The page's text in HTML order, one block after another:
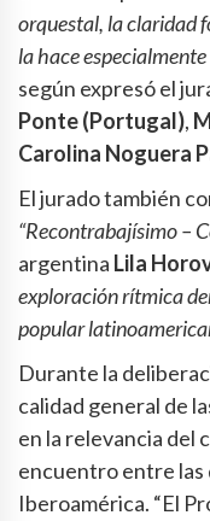
orquestal, la claridad
la hace
según expresó el
Ponte (Portugal),
Carolina Noguera
El jurado también
“Recontrabajísimo –
argentina Lila
exploración rítmica
popular
Durante la
calidad general de
en la relevancia del
encuentro entre las
Iberoamérica. “El